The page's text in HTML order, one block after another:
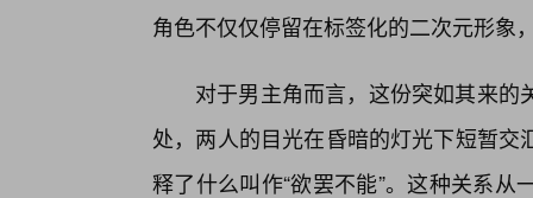
角色不仅仅停留在标签化的二次元形象
对于男主角而言，这份突如其来
处，两人的目光在昏暗的灯光下短暂
释了什么叫作“欲罢不能”。这种关系